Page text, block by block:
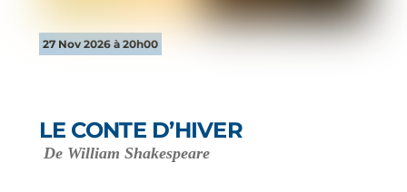
27 Nov 2026 à 20h00
LE CONTE D’HIVER
De William Shakespeare